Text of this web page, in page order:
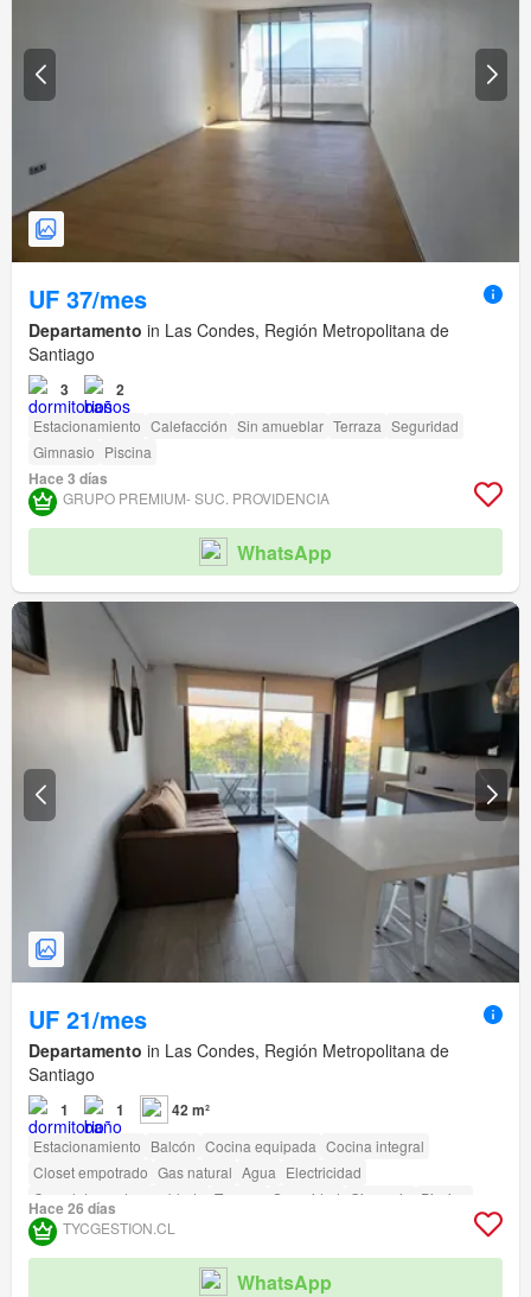
UF 37/mes
Departamento in Las Condes, Región Metropolitana de
Santiago
3 2
Estacionamiento Calefacción Sin amueblar Terraza Seguridad
Gimnasio Piscina
Hace 3 días
GRUPO PREMIUM- SUC. PROVIDENCIA
WhatsApp
UF 21/mes
Departamento in Las Condes, Región Metropolitana de
Santiago
1 1 42 m²
Estacionamiento Balcón Cocina equipada Cocina integral
Closet empotrado Gas natural Agua Electricidad
Completamente amoblado
Terraza Seguridad Gimnasio
Piscina
Área para niños Ascensor
Acceso para personas con discapacidad
Hace 26 días
TYCGESTION.CL
WhatsApp